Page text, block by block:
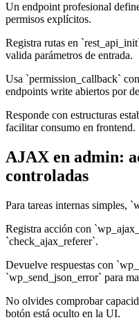
Un endpoint profesional
permisos explícitos.
Registra rutas en
valida parámetros de entrada.
Usa `permission_callback`
endpoints write abiertos por
Responde con estructuras
facilitar consumo en frontend.
AJAX en admin:
controladas
Para tareas internas simples,
Registra acción con
`check_ajax_referer`.
Devuelve respuestas con
`wp_send_json_error` para
No olvides comprobar
botón está oculto en la UI.